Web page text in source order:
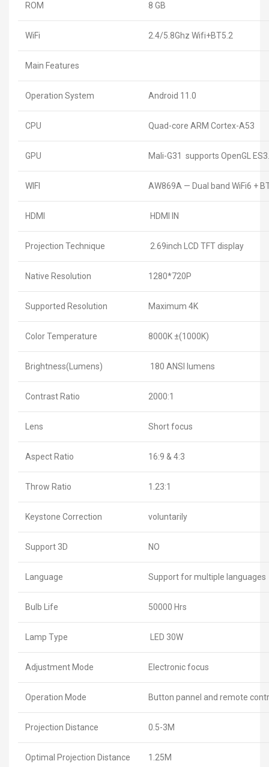
ROM 8 GB
WiFi 2.4/5.8Ghz Wifi+BT5.2
Main Features
Operation System Android 11.0
CPU Quad-core ARM Cortex-A53
GPU Mali-G31 supports OpenGL
WIFI AW869A — Dual band WiFi6 +
HDMI HDMI IN
Projection Technique 2.69inch LCD TFT display
Native Resolution 1280*720P
Supported Resolution Maximum 4K
Color Temperature 8000K ±(1000K)
Brightness(Lumens) 180 ANSI lumens
Contrast Ratio 2000:1
Lens Short focus
Aspect Ratio 16:9 & 4:3
Throw Ratio 1.23:1
Keystone Correction voluntarily
Support 3D NO
Language Support for multiple languages
Bulb Life 50000 Hrs
Lamp Type LED 30W
Adjustment Mode Electronic focus
Operation Mode Button pannel and remote
Projection Distance 0.5-3M
Optimal Projection Distance 1.25M